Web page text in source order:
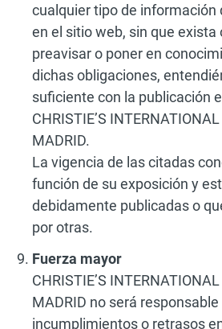
cualquier tipo de información
en el sitio web, sin que exista
preavisar o poner en
dichas obligaciones,
suficiente con la publicación
CHRISTIE’S
MADRID.
La vigencia de las citadas
función de su exposición y
debidamente publicadas o
por otras.
Fuerza mayor
CHRISTIE’S
MADRID no será
incumplimientos o retrasos